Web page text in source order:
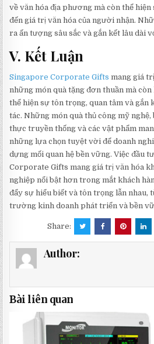
về văn hóa địa phương mà còn thể
đến giá trị văn hóa của người nhận.
ra ấn tượng sâu sắc và gắn kết lâu dài
V. Kết Luận
Singapore Corporate Gifts mang giá
những món quà tặng đơn thuần mà còn
thể hiện sự tôn trọng, quan tâm và gắn
tác. Những món quà thủ công mỹ
thực truyền thống và các vật phẩm
những lựa chọn tuyệt vời để doanh
dựng mối quan hệ bền vững. Việc đầu
Corporate Gifts mang giá trị văn hóa
nghiệp nổi bật hơn trong mắt khách
đẩy sự hiểu biết và tôn trọng lẫn nhau,
trường kinh doanh phát triển và bền
Share:
Author:
Bài liên quan